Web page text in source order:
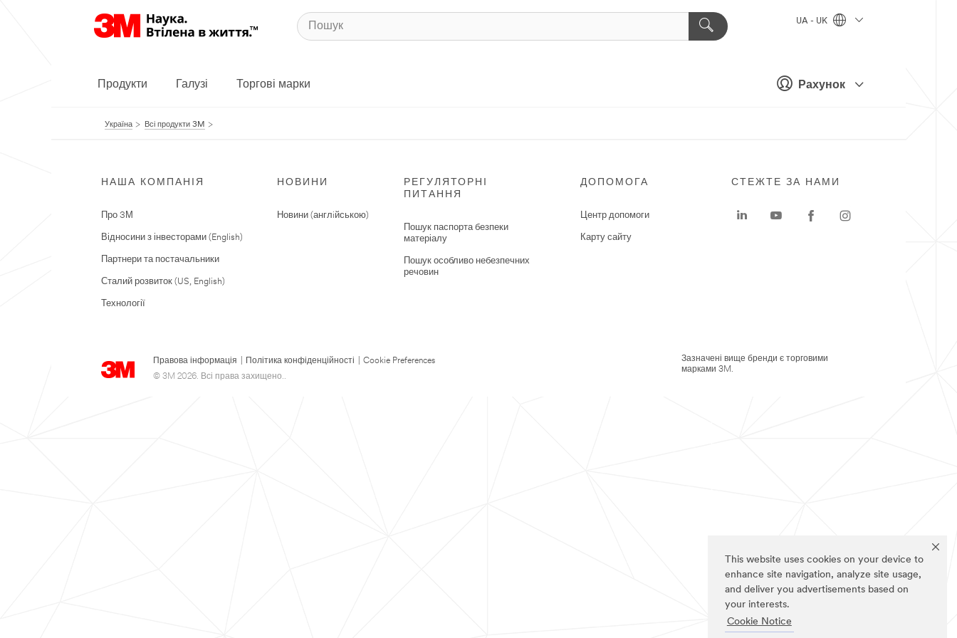
This website uses cookies on your device to
enhance site navigation, analyze site usage,
and deliver you advertisements based on
your interests.
Cookie Notice
Рахунок
UA - UK
Продукти Галузі Торгові марки
Україна Всі продукти 3M
НАША КОМПАНІЯ
Про 3М
Відносини з інвесторами (English)
Партнери та постачальники
Сталий розвиток (US, English)
Технології
НОВИНИ
Новини (англiйською)
РЕГУЛЯТОРНІ
ПИТАННЯ
Пошук паспорта безпеки
матеріалу
Пошук особливо небезпечних
речовин
ДОПОМОГА
Центр допомоги
Карту сайту
Правова інформація Політика конфіденційності
Cookie Preferences
© 3M 2026. Всі права захищено..
СТЕЖТЕ ЗА НАМИ
Зазначені вище бренди є торговими
марками 3M.